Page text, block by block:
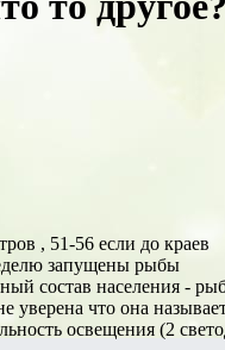
, 51-56 если до краев
запущены рыбы
состав населения -
уверена что она
освещения (2